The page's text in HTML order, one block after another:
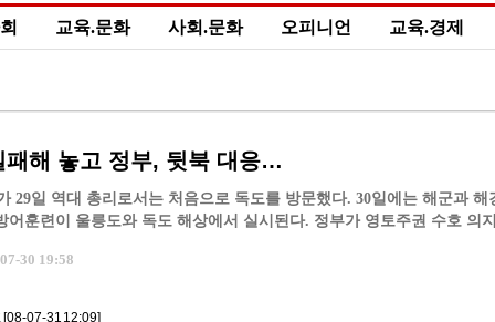
교육.문화 사회.문화 오피니언 교육.경제
정치.경제 Project Review test 12345 시흥
패해 놓고 정부, 뒷북 대응…
역대 총리로서는 처음으로 독도를 방문했다. 30일에는 해군과 해경 함
어훈련이 울릉도와 독도 해상에서 실시된다. 정부가 영토주권 수호 의
30 19:58
[08-07-31 12:09]